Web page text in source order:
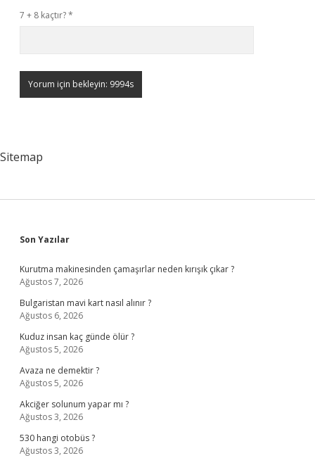
7 + 8 kaçtır?*
Sitemap
Sidebar
Son Yazılar
Kurutma makinesinden çamaşırlar neden kırışık çıkar ?
Ağustos 7, 2026
Bulgaristan mavi kart nasıl alınır ?
Ağustos 6, 2026
Kuduz insan kaç günde ölür ?
Ağustos 5, 2026
Avaza ne demektir ?
Ağustos 5, 2026
Akciğer solunum yapar mı ?
Ağustos 3, 2026
530 hangi otobüs ?
Ağustos 3, 2026